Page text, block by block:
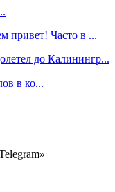
привет! Часто в ...
до Калинингр...
в ко...